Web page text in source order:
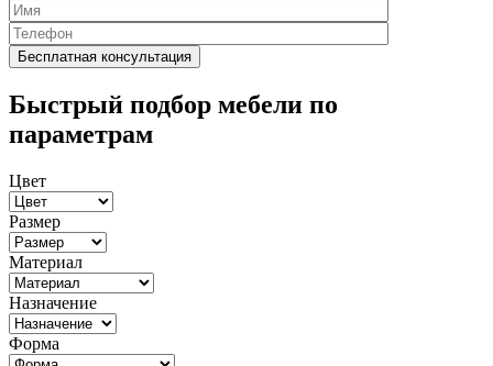
Быстрый подбор мебели по
параметрам
Цвет
Размер
Материал
Назначение
Форма